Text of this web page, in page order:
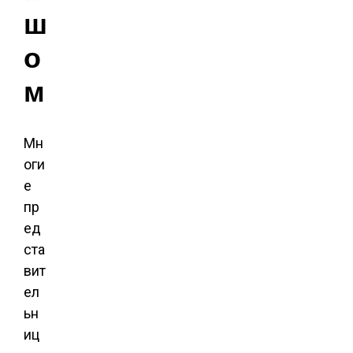
ш
о
м
Мн
оги
е
пр
ед
ста
вит
ел
ьн
иц